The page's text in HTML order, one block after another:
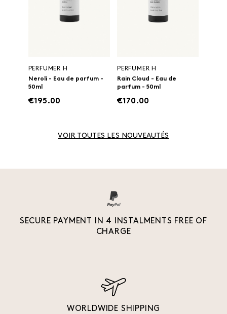
PERFUMER H
Neroli - Eau de parfum -
50ml
€195.00
PERFUMER H
Rain Cloud - Eau de
parfum - 50ml
€170.00
VOIR TOUTES LES NOUVEAUTÉS
SECURE PAYMENT IN 4 INSTALMENTS FREE OF
CHARGE
WORLDWIDE SHIPPING